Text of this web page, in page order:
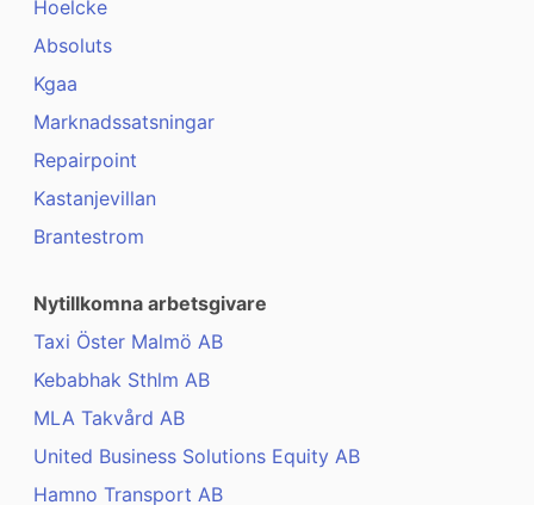
Hoelcke
Absoluts
Kgaa
Marknadssatsningar
Repairpoint
Kastanjevillan
Brantestrom
Nytillkomna arbetsgivare
Taxi Öster Malmö AB
Kebabhak Sthlm AB
MLA Takvård AB
United Business Solutions Equity AB
Hamno Transport AB